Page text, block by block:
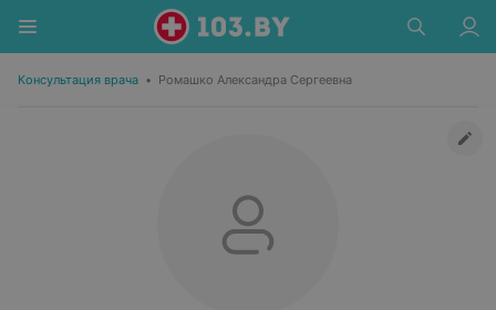
Консультация врача • Ромашко Александра Сергеевна